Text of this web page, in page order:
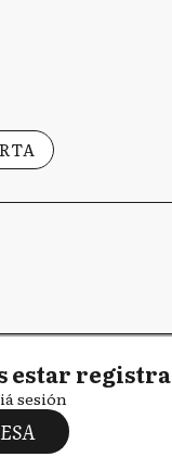
estar
sesión